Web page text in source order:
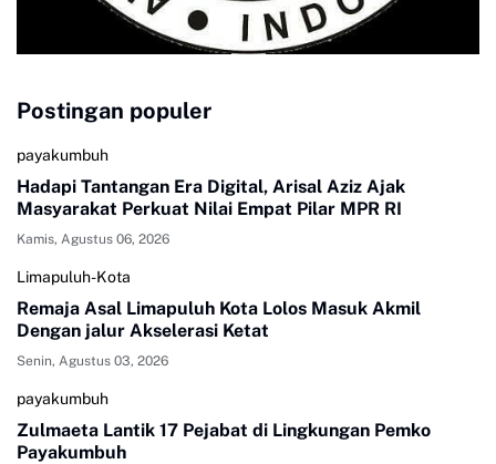
Postingan populer
payakumbuh
Hadapi Tantangan Era Digital, Arisal Aziz Ajak
Masyarakat Perkuat Nilai Empat Pilar MPR RI
Kamis, Agustus 06, 2026
Limapuluh-Kota
Remaja Asal Limapuluh Kota Lolos Masuk Akmil
Dengan jalur Akselerasi Ketat
Senin, Agustus 03, 2026
payakumbuh
Zulmaeta Lantik 17 Pejabat di Lingkungan Pemko
Payakumbuh